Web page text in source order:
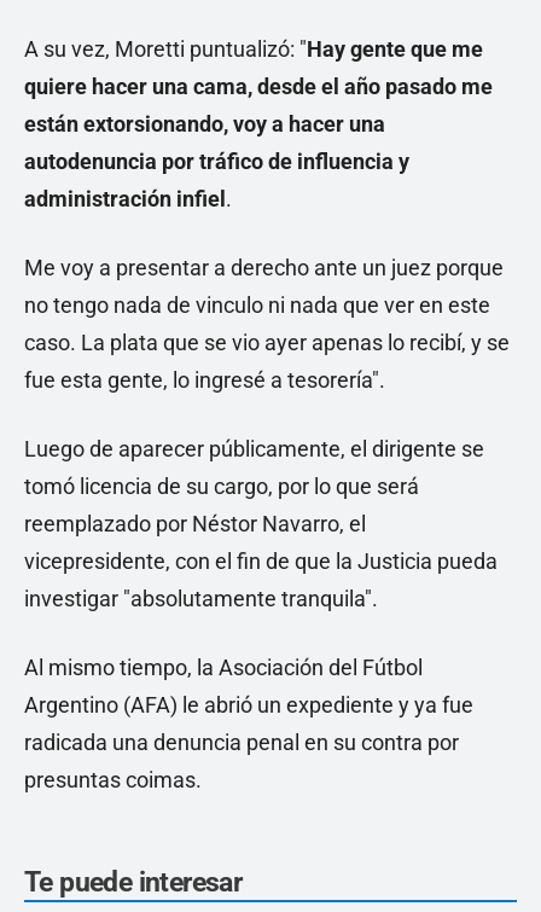
A su vez, Moretti puntualizó: "Hay gente que me
quiere hacer una cama, desde el año pasado me
están extorsionando, voy a hacer una
autodenuncia por tráfico de influencia y
administración infiel .
Me voy a presentar a derecho ante un juez porque
no tengo nada de vinculo ni nada que ver en este
caso. La plata que se vio ayer apenas lo recibí, y se
fue esta gente, lo ingresé a tesorería".
Luego de aparecer públicamente, el dirigente se
tomó licencia de su cargo, por lo que será
reemplazado por Néstor Navarro, el
vicepresidente, con el fin de que la Justicia pueda
investigar "absolutamente tranquila".
Al mismo tiempo, la Asociación del Fútbol
Argentino (AFA) le abrió un expediente y ya fue
radicada una denuncia penal en su contra por
presuntas coimas.
Te puede interesar